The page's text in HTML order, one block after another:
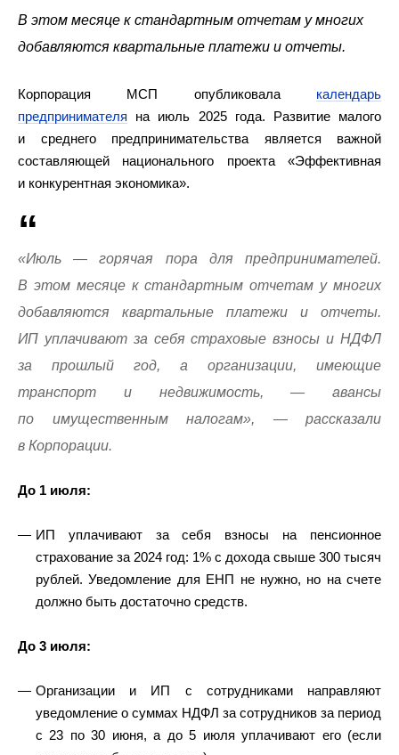
В этом месяце к стандартным отчетам у многих
добавляются квартальные платежи и отчеты.
Корпорация МСП опубликовала календарь
предпринимателя на июль 2025 года. Развитие малого
и среднего предпринимательства является важной
составляющей национального проекта «Эффективная
и конкурентная экономика».
«Июль — горячая пора для предпринимателей.
В этом месяце к стандартным отчетам у многих
добавляются квартальные платежи и отчеты.
ИП уплачивают за себя страховые взносы и НДФЛ
за прошлый год, а организации, имеющие
транспорт и недвижимость, — авансы
по имущественным налогам», — рассказали
в Корпорации.
До 1 июля:
ИП уплачивают за себя взносы на пенсионное
страхование за 2024 год: 1% с дохода свыше 300 тысяч
рублей. Уведомление для ЕНП не нужно, но на счете
должно быть достаточно средств.
До 3 июля:
Организации и ИП с сотрудниками направляют
уведомление о суммах НДФЛ за сотрудников за период
с 23 по 30 июня, а до 5 июля уплачивают его (если